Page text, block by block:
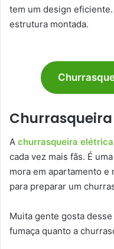
tem um design
estrutura montada.
A churrasqueira elétrica
cada vez mais fãs. É
mora em apartamento e
para preparar um
Muita gente gosta
fumaça quanto a